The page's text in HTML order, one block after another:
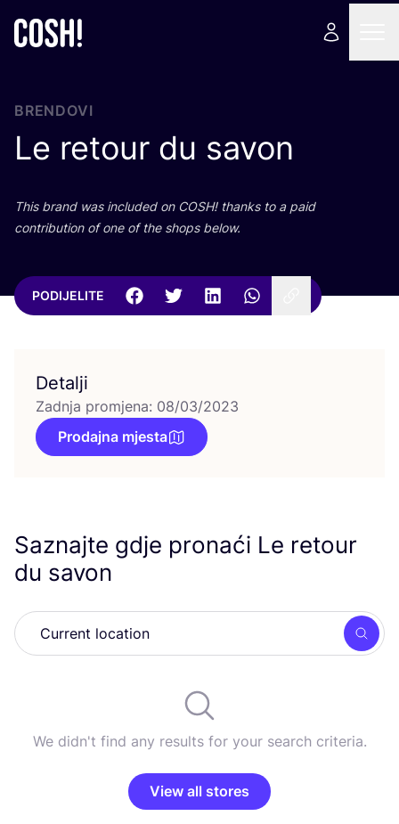
BRENDOVI
Le retour du savon
This brand was inclu­ded on COSH! than­ks to a paid
con­tri­bu­ti­on of one of the shops below.
PODIJELITE
Detalji
Zadnja promjena: 08/03/2023
Prodajna mjesta
Saznajte gdje pronaći Le retour
du savon
We didn't find any results for your search criteria.
View all stores